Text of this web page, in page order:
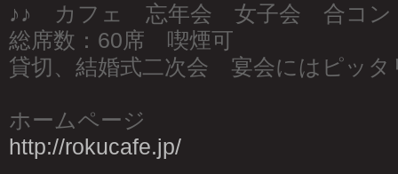
♪♪ カフェ 忘年会 女子会 合コ
総席数：60席 喫煙可
貸切、結婚式二次会 宴会にはピッタ
ホームページ
http://rokucafe.jp/